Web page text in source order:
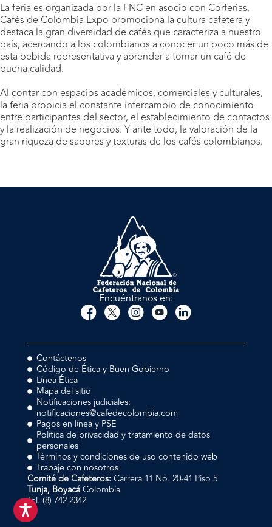
La feria es organizada por la FNC en asocio con Corferias.
Cafés de Colombia Expo promociona la cultura cafetera y
destaca la gran diversidad de cafés que caracteriza a nuestro
país, acercando a los colombianos a conocer un poco más de
esta bebida representativa y aprender a tomar un café de
buena calidad.
Al contar con espacios académicos, comerciales y culturales,
la feria propicia el constante intercambio de conocimiento
entre participantes del sector, el establecimiento de contactos
y la realización de negocios. Y ante todo, la valoración de la
gran riqueza de sabores y texturas de los cafés colombianos.
Encuéntranos en:
Contáctenos
Código de Ética y Buen Gobierno
Línea Ética
Mapa del sitio
Notificaciones judiciales:
notificaciones@cafedecolombia.com
Pagos en línea y PSE
Política de privacidad y tratamiento de datos
personales
Términos y condiciones de uso contenido web
Trabaje con nosotros
Comité de Cafeteros: Carrera 11 No. 20-41 Piso 5
Tunja, BoyacáColombia
Tel. (8) 742 2342